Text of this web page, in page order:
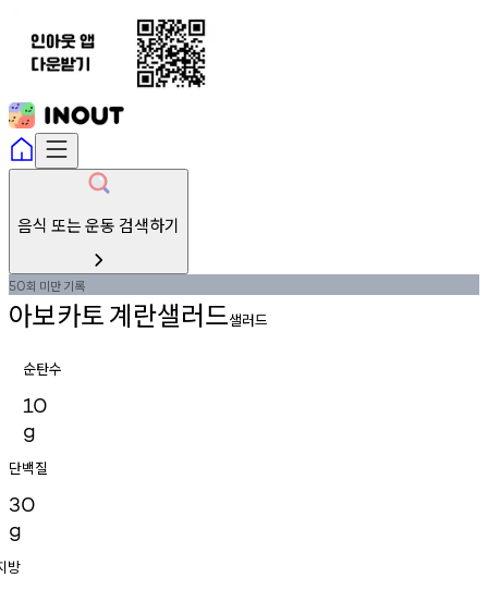
음식 또는 운동 검색하기
50회 미만기록
아보카토계란샐러드샐러드
순탄수
10
g
단백질
30
g
방